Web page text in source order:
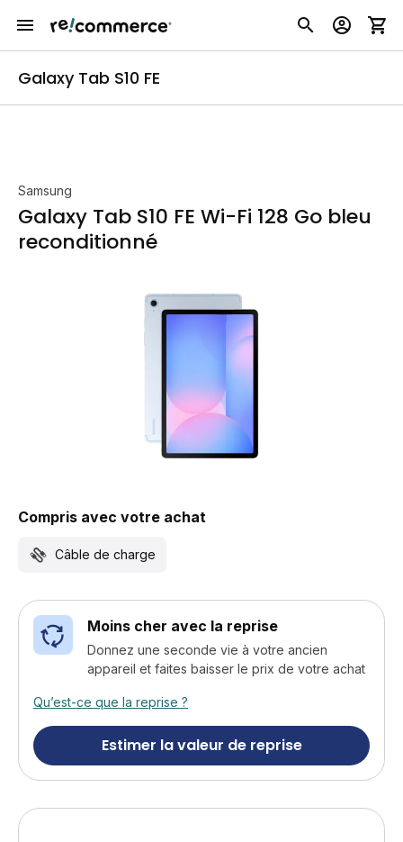
Galaxy Tab S10 FE
Samsung
Galaxy Tab S10 FE Wi-Fi 128 Go bleu
reconditionné
Compris avec votre achat
Câble de charge
Moins cher avec la reprise
Donnez une seconde vie à votre ancien
appareil et faites baisser le prix de votre achat
Qu’est-ce que la reprise ?
Estimer la valeur de reprise